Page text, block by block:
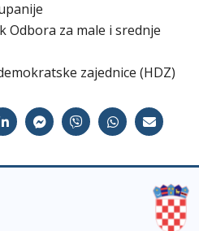
Odbora za male i srednje
zajednice (HDZ)